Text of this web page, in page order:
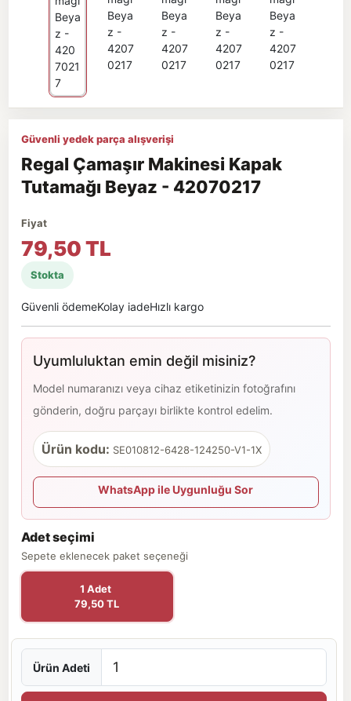
Güvenli yedek parça alışverişi
Regal Çamaşır Makinesi Kapak
Tutamağı Beyaz - 42070217
Fiyat
79,50 TL
Stokta
Güvenli ödemeKolay iadeHızlı kargo
Uyumluluktan emin değil misiniz?
Model numaranızı veya cihaz etiketinizin fotoğrafını
gönderin, doğru parçayı birlikte kontrol edelim.
Ürün kodu: SE010812-6428-124250-V1-1X
WhatsApp ile Uygunluğu Sor
Adet seçimi
Sepete eklenecek paket seçeneği
1 Adet
79,50 TL
Ürün Adeti